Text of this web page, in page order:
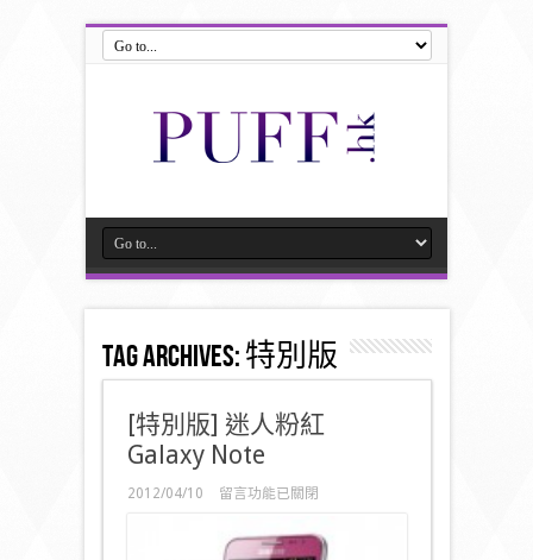
Tag Archives:特別版
[特別版] 迷人粉紅
Galaxy Note
2012/04/10
在
版]
留言功能已關閉